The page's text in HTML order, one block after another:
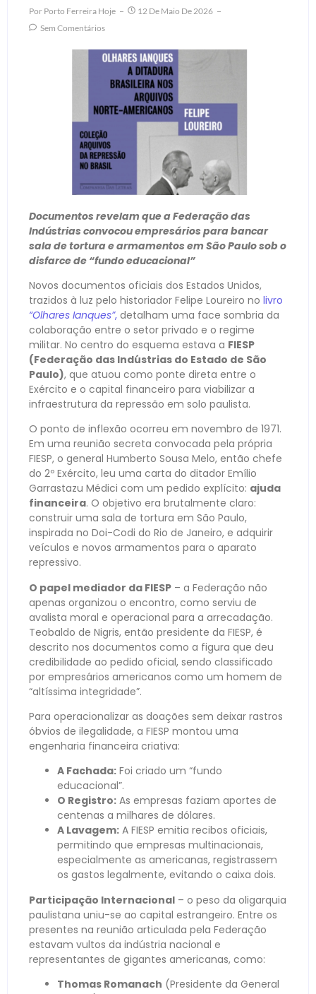
Por Porto Ferreira Hoje
12 De Maio De 2026
Sem Comentários
Documentos revelam que a Federação das
Indústrias convocou empresários para bancar
sala de tortura e armamentos em São Paulo sob o
disfarce de “fundo educacional”
Novos documentos oficiais dos Estados Unidos,
trazidos à luz pelo historiador Felipe Loureiro no livro
“Olhares Ianques”, detalham uma face sombria da
colaboração entre o setor privado e o regime
militar. No centro do esquema estava a FIESP
(Federação das Indústrias do Estado de São
Paulo), que atuou como ponte direta entre o
Exército e o capital financeiro para viabilizar a
infraestrutura da repressão em solo paulista.
O ponto de inflexão ocorreu em novembro de 1971.
Em uma reunião secreta convocada pela própria
FIESP, o general Humberto Sousa Melo, então chefe
do 2º Exército, leu uma carta do ditador Emílio
Garrastazu Médici com um pedido explícito: ajuda
financeira. O objetivo era brutalmente claro:
construir uma sala de tortura em São Paulo,
inspirada no Doi-Codi do Rio de Janeiro, e adquirir
veículos e novos armamentos para o aparato
repressivo.
O papel mediador da FIESP – a Federação não
apenas organizou o encontro, como serviu de
avalista moral e operacional para a arrecadação.
Teobaldo de Nigris, então presidente da FIESP, é
descrito nos documentos como a figura que deu
credibilidade ao pedido oficial, sendo classificado
por empresários americanos como um homem de
“altíssima integridade”.
Para operacionalizar as doações sem deixar rastros
óbvios de ilegalidade, a FIESP montou uma
engenharia financeira criativa:
A Fachada: Foi criado um “fundo
educacional”.
O Registro: As empresas faziam aportes de
centenas a milhares de dólares.
A Lavagem: A FIESP emitia recibos oficiais,
permitindo que empresas multinacionais,
especialmente as americanas, registrassem
os gastos legalmente, evitando o caixa dois.
Participação Internacional – o peso da oligarquia
paulistana uniu-se ao capital estrangeiro. Entre os
presentes na reunião articulada pela Federação
estavam vultos da indústria nacional e
representantes de gigantes americanas, como:
Thomas Romanach (Presidente da General